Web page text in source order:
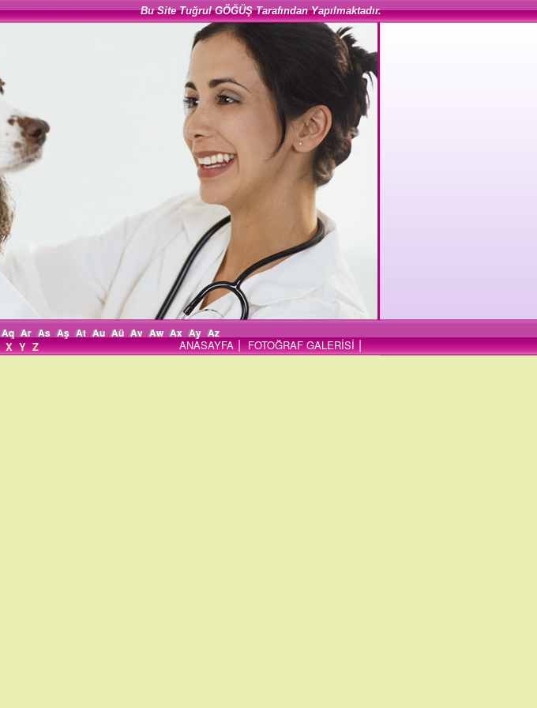
Bu Site Tuğrul GÖĞÜŞ Tarafından Yapılmaktadır.
Aq Ar As Aş At Au Aü Av Aw Ax Ay Az
X Y Z ANASAYFA | FOTOĞRAF GALERİSİ |